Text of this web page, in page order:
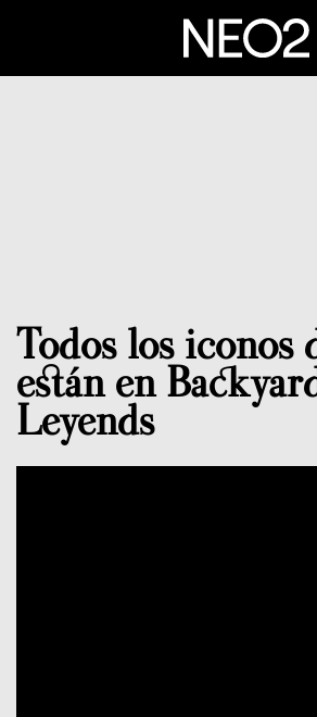
Todos los iconos
están en
Leyends